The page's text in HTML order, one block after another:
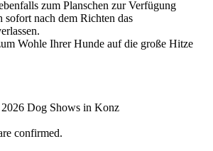
zum Planschen zur Verfügung
nach dem Richten das
Wohle Ihrer Hunde auf die große Hitze
Dog Shows in Konz
confirmed.